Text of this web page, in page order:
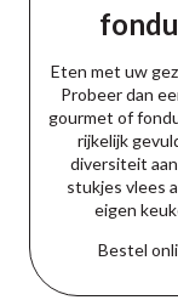
Eten met uw
Probeer dan
gourmet of
rijkelijk
diversiteit
stukjes vlees
eigen
Bestel